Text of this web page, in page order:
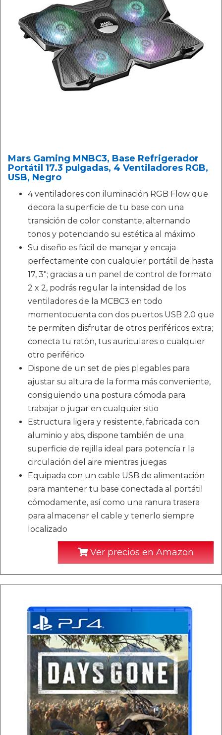
Mars Gaming MNBC3, Base Refrigerador
Portátil 17.3 pulgadas, 4 Ventiladores RGB,
USB, Negro
4 ventiladores con iluminación RGB Flow que
decora la superficie de tu base con una
transición de color constante, alternando
tonos y potenciando su estética al máximo
Su diseño es fácil de manejar y encaja
perfectamente con cualquier portátil de hasta
17, 3"; gracias a un panel de control de formato
2 x 2, podrás regular la intensidad de los
ventiladores de la MCBC3 en todo
momentocuenta con dos puertos USB 2.0 que
te permiten disfrutar de otros periféricos extra;
conecta tu ratón, tus auriculares o cualquier
otro periférico
Dispone de un set de pies plegables para
ajustar su altura de la forma más conveniente,
consiguiendo una postura cómoda para
trabajar o jugar en cualquier sitio
Estructura ligera y resistente, fabricada con
aluminio y abs, dispone también de una
superficie de rejilla ideal para potencía r la
circulación del aire mientras juegas
Equipada con un cable USB de alimentación
para mantener tu base conectada al portátil
cómodamente, así como una ranura trasera
para almacenar el cable y tenerlo siempre
localizado
Ver precios en Amazon